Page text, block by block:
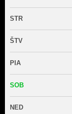
STR
ŠTV
PIA
SOB
NED